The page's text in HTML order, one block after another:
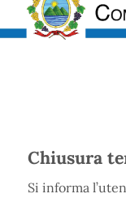
Chiusura
Si informa